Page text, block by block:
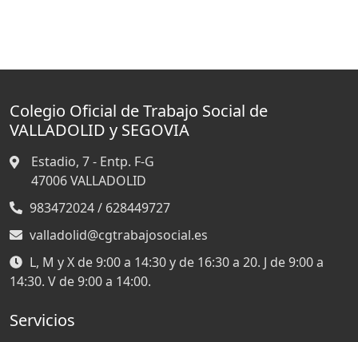
Colegio Oficial de Trabajo Social de
VALLADOLID y SEGOVIA
Estadio, 7 - Entp. F-G
47006VALLADOLID
983472024 / 628449727
valladolid@cgtrabajosocial.es
L, M y X de 9:00 a 14:30 y de 16:30 a 20. J de 9:00 a
14:30. V de 9:00 a 14:00.
Servicios